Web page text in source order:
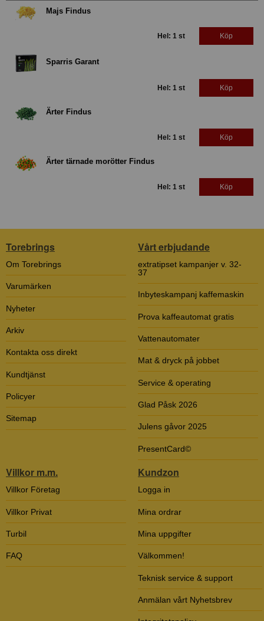
Majs Findus
Hel: 1 st Köp
Sparris Garant
Hel: 1 st Köp
Ärter Findus
Hel: 1 st Köp
Ärter tärnade morötter Findus
Hel: 1 st Köp
Torebrings
Om Torebrings
Varumärken
Nyheter
Arkiv
Kontakta oss direkt
Kundtjänst
Policyer
Sitemap
Vårt erbjudande
extratipset kampanjer v. 32-
37
Inbyteskampanj kaffemaskin
Prova kaffeautomat gratis
Vattenautomater
Mat & dryck på jobbet
Service & operating
Glad Påsk 2026
Julens gåvor 2025
PresentCard©
Villkor m.m.
Villkor Företag
Villkor Privat
Turbil
FAQ
Kundzon
Logga in
Mina ordrar
Mina uppgifter
Välkommen!
Teknisk service & support
Anmälan vårt Nyhetsbrev